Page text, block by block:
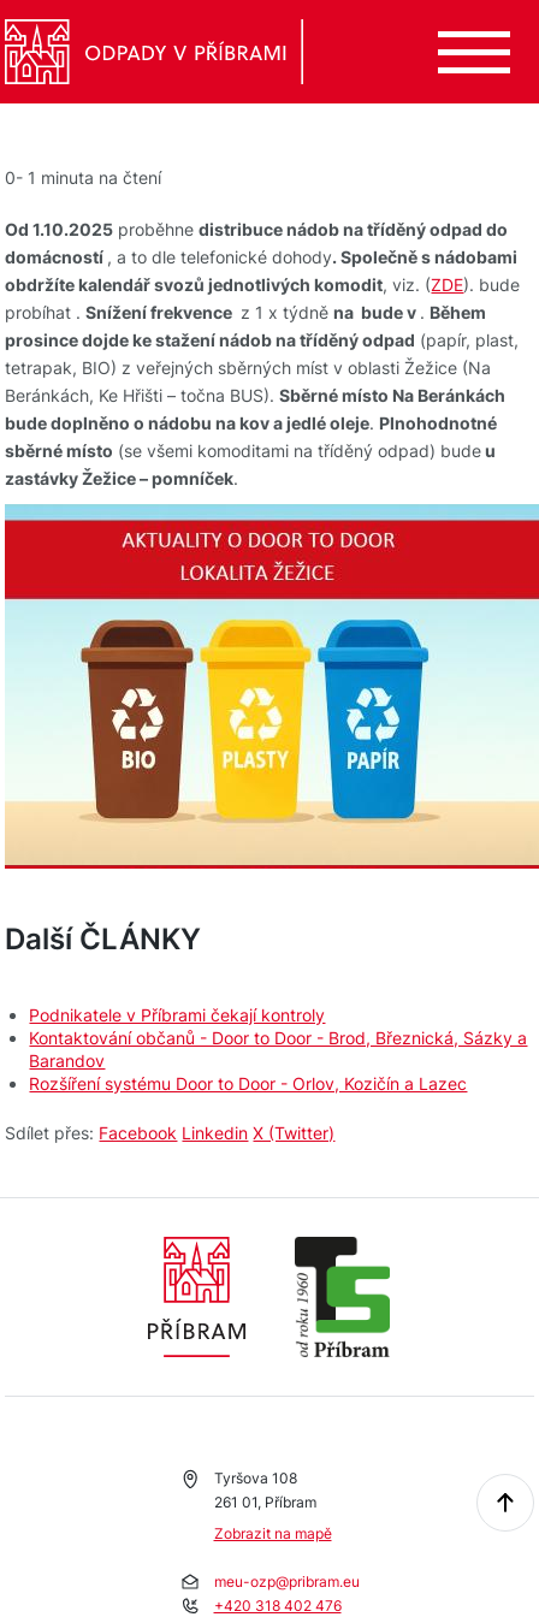
0- 1 minuta na čtení
Od 1.10.2025 proběhnedistribuce nádob na tříděný odpad do
domácností , a to dle telefonické dohody. Společně s nádobami
obdržíte kalendář svozů jednotlivých komodit, viz. (ZDE). bude
probíhat .Snížení frekvence z 1 x týdněna bude v . Během
prosince dojde ke stažení nádob na tříděný odpad (papír, plast,
tetrapak, BIO) z veřejných sběrných míst v oblasti Žežice (Na
Beránkách, Ke Hřišti – točna BUS).Sběrné místo Na Beránkách
bude doplněno o nádobu na kov a jedlé oleje. Plnohodnotné
sběrné místo (se všemi komoditami na tříděný odpad) budeu
zastávky Žežice – pomníček.
Další ČLÁNKY
Podnikatele v Příbrami čekají kontroly
Kontaktování občanů - Door to Door - Brod, Březnická, Sázky a
Barandov
Rozšíření systému Door to Door - Orlov, Kozičín a Lazec
Sdílet přes: Facebook Linkedin X (Twitter)
Tyršova 108
261 01, Příbram
Zobrazit na mapě
meu-ozp@pribram.eu
+420 318 402 476